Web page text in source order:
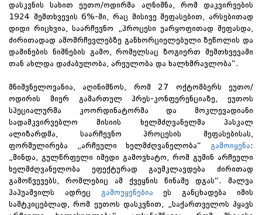
დასკვნის სახით ეუთო/ოდირმა აღნიშნა, რომ დაკვირვების
1924 შემთხვევის 6%-ში, რაც მისივე შეფასებით, არსებითად
დიდი რიცხვია, საარჩევნო „პროცესი უარყოფითად შეფასდა,
ძირითადად ამომრჩევლებზე განხორციელებული ზეწოლის და
დაშინების ნიშნების გამო, რომელსაც ზოგიერთ შემთხვევაში
თან ახლდა დაძაბულობა, არეულობა და ხალხმრავლობა“.
მნიშვნელოვანია, აღინიშნოს, რომ 27 ოქტომბერს ეუთო/
ოდირის მიერ გამართულ პრეს-კონფერენციაზე, ეუთოს
სპეციალურმა კოორდინატორმა და მოკლევადიანი
სადამკვირვებლო მისიის ხელმძღვანელმა პასკალ
ალიზარდმა, საარჩევნო პროცესის შეფასებისას,
ფორმულირება „არჩეული ხელმძღვანელობა“ გამოიყენა:
„მინდა, გულწრფელი იმედი გამოვხატო, რომ გუშინ არჩეული
ხელმძღვანელობა ეფექტურად გაუმკლავდება ძირითად
გამოწვევებს, რომლებიც ამ ქვეყნის წინაშე დგას“. შალვა
პაპუაშვილს ადრეც გამოუყენებია ეს განცხადება იმის
სამტკიცებლად, რომ ეუთოს დასკვნით, „საქართველოს ჰყავს